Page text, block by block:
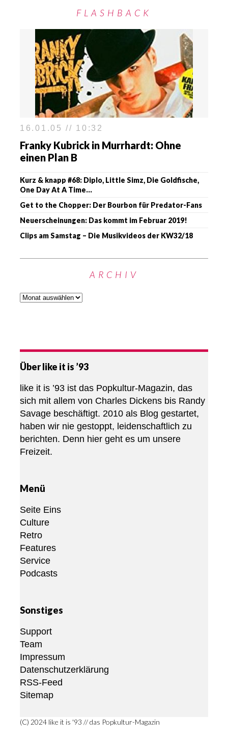
FLASHBACK
16.01.05 // 10:32
Franky Kubrick in Murrhardt: Ohne
einen Plan B
Kurz & knapp #68: Diplo, Little Simz, Die Goldfische,
One Day At A Time…
Get to the Chopper: Der Bourbon für Predator-Fans
Neuerscheinungen: Das kommt im Februar 2019!
Clips am Samstag – Die Musikvideos der KW32/18
ARCHIV
Über like it is ’93
like it is ’93 ist das Popkultur-Magazin, das
sich mit allem von Charles Dickens bis Randy
Savage beschäftigt. 2010 als Blog gestartet,
haben wir nie gestoppt, leidenschaftlich zu
berichten. Denn hier geht es um unsere
Freizeit.
Menü
Seite Eins
Culture
Retro
Features
Service
Podcasts
Sonstiges
Support
Team
Impressum
Datenschutzerklärung
RSS-Feed
Sitemap
(C) 2024 like it is '93 // das Popkultur-Magazin